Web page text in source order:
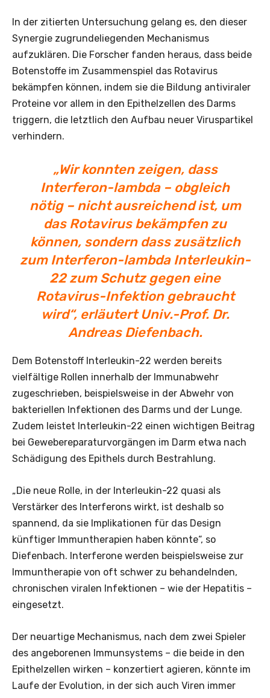
In der zitierten Untersuchung gelang es, den dieser
Synergie zugrundeliegenden Mechanismus
aufzuklären. Die Forscher fanden heraus, dass beide
Botenstoffe im Zusammenspiel das Rotavirus
bekämpfen können, indem sie die Bildung antiviraler
Proteine vor allem in den Epithelzellen des Darms
triggern, die letztlich den Aufbau neuer Viruspartikel
verhindern.
„Wir konnten zeigen, dass
Interferon-lambda – obgleich
nötig – nicht ausreichend ist, um
das Rotavirus bekämpfen zu
können, sondern dass zusätzlich
zum Interferon-lambda Interleukin-
22 zum Schutz gegen eine
Rotavirus-Infektion gebraucht
wird“, erläutert Univ.-Prof. Dr.
Andreas Diefenbach.
Dem Botenstoff Interleukin-22 werden bereits
vielfältige Rollen innerhalb der Immunabwehr
zugeschrieben, beispielsweise in der Abwehr von
bakteriellen Infektionen des Darms und der Lunge.
Zudem leistet Interleukin-22 einen wichtigen Beitrag
bei Gewebereparaturvorgängen im Darm etwa nach
Schädigung des Epithels durch Bestrahlung.
„Die neue Rolle, in der Interleukin-22 quasi als
Verstärker des Interferons wirkt, ist deshalb so
spannend, da sie Implikationen für das Design
künftiger Immuntherapien haben könnte“, so
Diefenbach. Interferone werden beispielsweise zur
Immuntherapie von oft schwer zu behandelnden,
chronischen viralen Infektionen – wie der Hepatitis –
eingesetzt.
Der neuartige Mechanismus, nach dem zwei Spieler
des angeborenen Immunsystems – die beide in den
Epithelzellen wirken – konzertiert agieren, könnte im
Laufe der Evolution, in der sich auch Viren immer